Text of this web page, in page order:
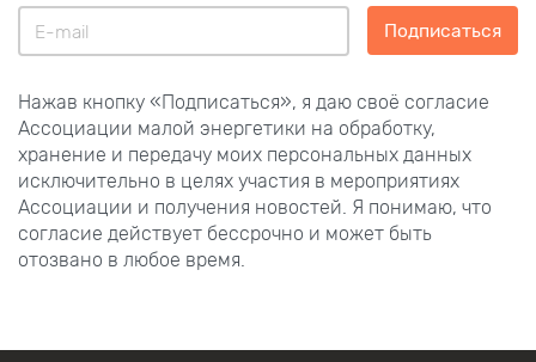
Подписаться
Нажав кнопку «Подписаться», я даю своё согласие
Ассоциации малой энергетики на обработку,
хранение и передачу моих персональных данных
исключительно в целях участия в мероприятиях
Ассоциации и получения новостей. Я понимаю, что
согласие действует бессрочно и может быть
отозвано в любое время.